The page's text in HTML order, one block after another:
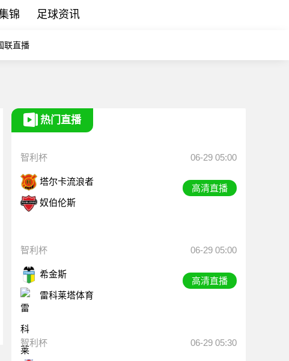
锦 足球资讯
联直播
热门直播
智利杯 06-29 05:00
塔尔卡流浪者
奴伯伦斯
高清直播
智利杯 06-29 05:00
希金斯
雷科莱塔体育
高清直播
智利杯 06-29 05:30